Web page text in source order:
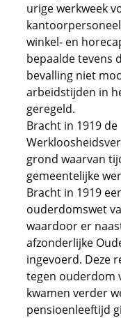
urige werkweek
winkel- en
bepaalde tevens
bevalling niet
arbeidstijden in
geregeld.
Bracht in 1919 de
grond waarvan
gemeentelijke
Bracht in 1919
ouderdomswet
waardoor er
afzonderlijke
ingevoerd. Deze
tegen ouderdom
kwamen verder
pensioenleeftijd